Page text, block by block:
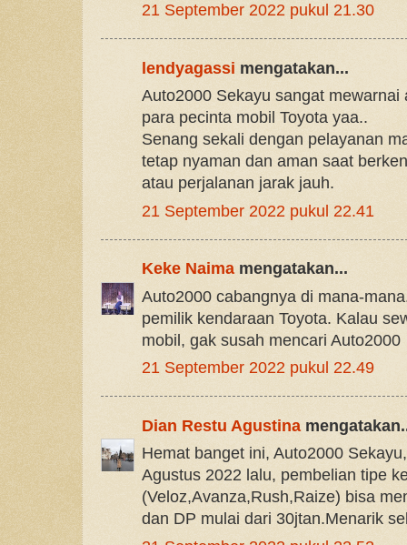
21 September 2022 pukul 21.30
lendyagassi mengatakan...
Auto2000 Sekayu sangat
para pecinta mobil Toyota yaa..
Senang sekali dengan pelayanan
tetap nyaman dan aman saat
atau perjalanan jarak jauh.
21 September 2022 pukul 22.41
Keke Naima mengatakan...
Auto2000 cabangnya di mana-
pemilik kendaraan Toyota. Kalau
mobil, gak susah mencari Auto2000
21 September 2022 pukul 22.49
Dian Restu Agustina
Hemat banget ini, Auto2000
Agustus 2022 lalu, pembelian tipe
(Veloz,Avanza,Rush,Raize) bisa
dan DP mulai dari 30jtan.Menarik